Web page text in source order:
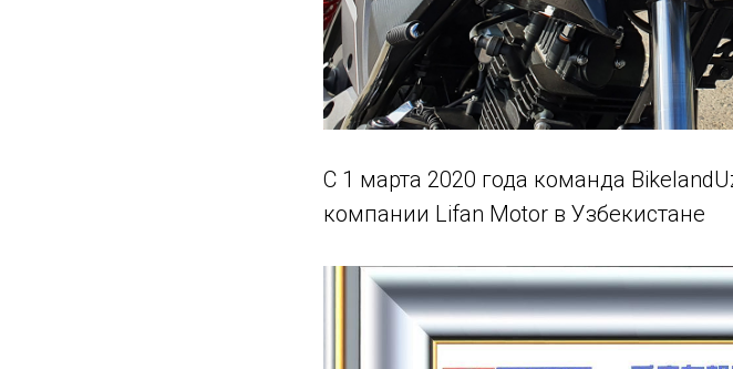
С 1 марта 2020 года команда
компании Lifan Motor в Узбекистане